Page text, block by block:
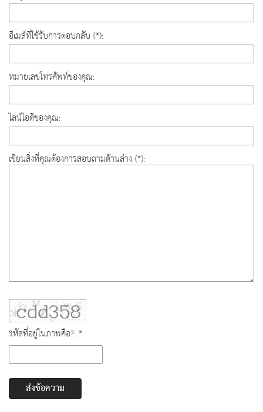
อีเมล์ที่ใช้รับการตอบกลับ (*):
หมายเลขโทรศัพท์ของคุณ:
ไลน์ไอดีของคุณ:
เขียนสิ่งที่คุณต้องการสอบถามด้านล่าง (*):
รหัสที่อยู่ในภาพคือ?: *
ส่งข้อความ